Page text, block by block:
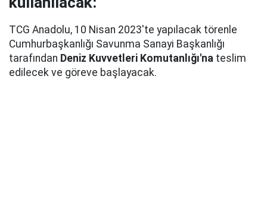
TCG Anadolu, 10 Nisan 2023'te yapılacak törenle
Cumhurbaşkanlığı Savunma Sanayi Başkanlığı
tarafından Deniz Kuvvetleri Komutanlığı'na teslim
edilecek ve göreve başlayacak.